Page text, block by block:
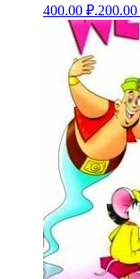
400.00 ₽.200.00